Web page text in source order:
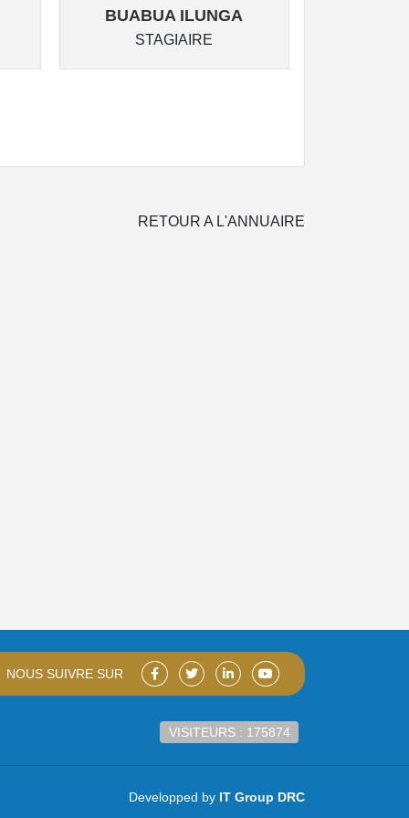
BUABUA ILUNGA
STAGIAIRE
RETOUR A L'ANNUAIRE
NOUS SUIVRE SUR
VISITEURS : 175874
Developped by IT Group DRC